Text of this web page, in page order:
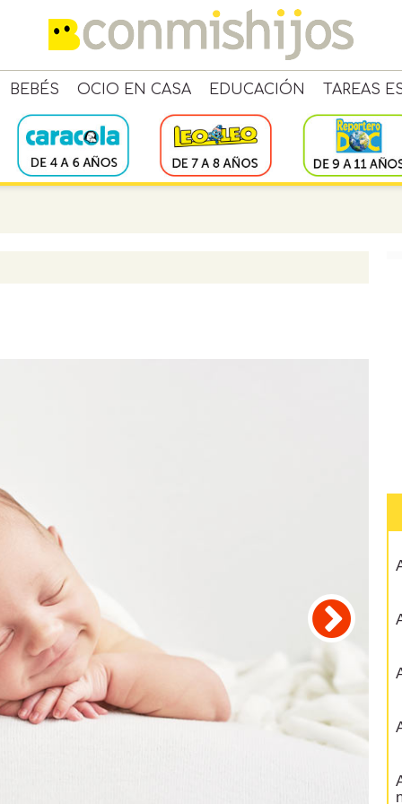
BEBÉS OCIO EN CASA EDUCACIÓN TAREAS